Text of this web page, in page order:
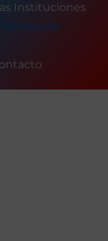
Instituciones